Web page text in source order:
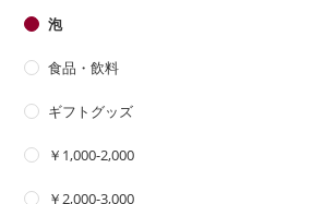
泡
食品・飲料
ギフトグッズ
￥1,000-2,000
￥2,000-3,000